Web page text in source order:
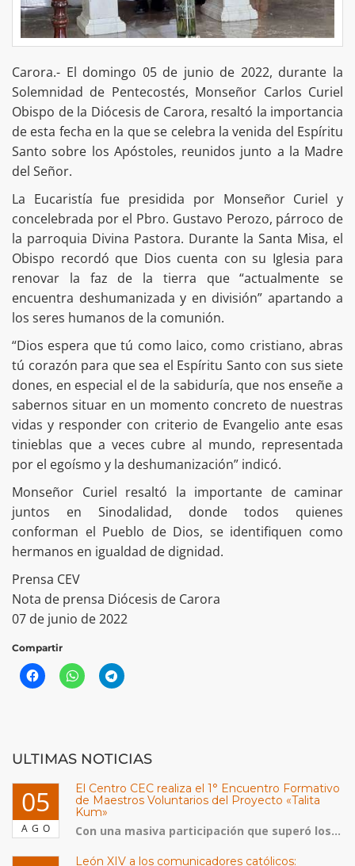
Carora.- El domingo 05 de junio de 2022, durante la
Solemnidad de Pentecostés, Monseñor Carlos Curiel
Obispo de la Diócesis de Carora, resaltó la importancia
de esta fecha en la que se celebra la venida del Espíritu
Santo sobre los Apóstoles, reunidos junto a la Madre
del Señor.
La Eucaristía fue presidida por Monseñor Curiel y
concelebrada por el Pbro. Gustavo Perozo, párroco de
la parroquia Divina Pastora. Durante la Santa Misa, el
Obispo recordó que Dios cuenta con su Iglesia para
renovar la faz de la tierra que “actualmente se
encuentra deshumanizada y en división” apartando a
los seres humanos de la comunión.
“Dios espera que tú como laico, como cristiano, abras
tú corazón para que sea el Espíritu Santo con sus siete
dones, en especial el de la sabiduría, que nos enseñe a
sabernos situar en un momento concreto de nuestras
vidas y responder con criterio de Evangelio ante esas
tinieblas que a veces cubre al mundo, representada
por el egoísmo y la deshumanización” indicó.
Monseñor Curiel resaltó la importante de caminar
juntos en Sinodalidad, donde todos quienes
conforman el Pueblo de Dios, se identifiquen como
hermanos en igualdad de dignidad.
Prensa CEV
Nota de prensa Diócesis de Carora
07 de junio de 2022
Compartir
ULTIMAS NOTICIAS
05
AGO
El Centro CEC realiza el 1° Encuentro Formativo
de Maestros Voluntarios del Proyecto «Talita
Kum»
Con una masiva participación que superó los...
León XIV a los comunicadores católicos: